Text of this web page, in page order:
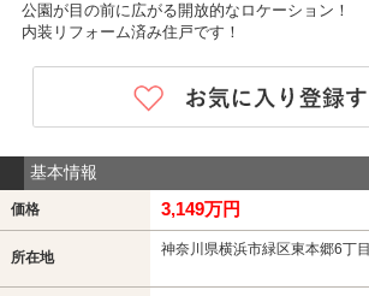
公園が目の前に広がる開放的なロケーション！
内装リフォーム済み住戸です！
基本情報
価格 3,149万円
所在地 神奈川県横浜市緑区東本郷6丁目